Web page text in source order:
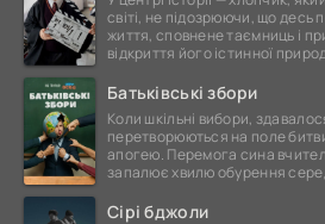
світі, не підозрюючи, що десь
життя, сповнене таємниць і
відкриття його істинної
Батьківські збори
Коли шкільні вибори,
перетворюються на поле
апогею. Перемога сина
запалює хвилю обурення
Сірі бджоли